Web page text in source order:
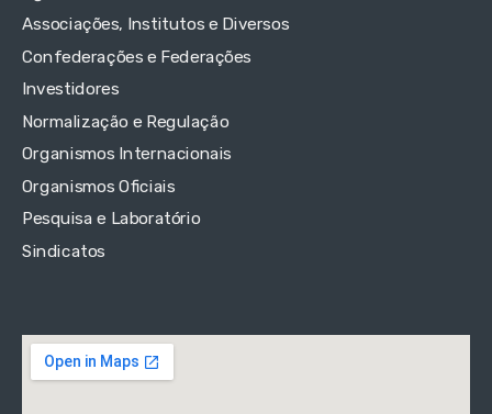
Associações, Institutos e Diversos
Confederações e Federações
Investidores
Normalização e Regulação
Organismos Internacionais
Organismos Oficiais
Pesquisa e Laboratório
Sindicatos